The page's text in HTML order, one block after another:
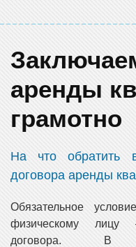
аренды
грамотно
На что обратить
договора аренды
Обязательное
физическому лицу
договора. В